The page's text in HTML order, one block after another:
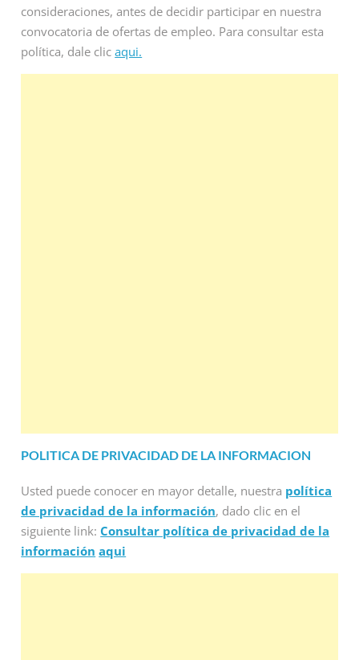
consideraciones, antes de decidir participar en nuestra
convocatoria de ofertas de empleo. Para consultar esta
política, dale clicaqui.
POLITICA DE PRIVACIDAD DE LA INFORMACION
Usted puede conocer en mayor detalle, nuestra política
de privacidad de la información, dado clic en el
siguiente link:Consultar política de privacidad de la
información aqui